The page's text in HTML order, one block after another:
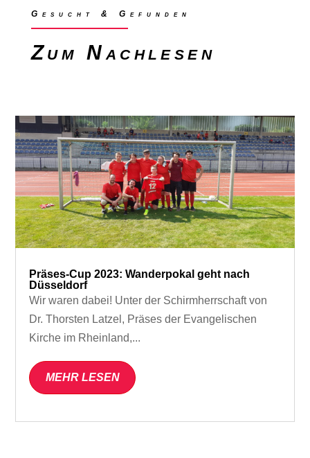
Gesucht & Gefunden
Zum Nachlesen
Präses-Cup 2023: Wanderpokal geht nach
Düsseldorf
Wir waren dabei! Unter der Schirmherrschaft von
Dr. Thorsten Latzel, Präses der Evangelischen
Kirche im Rheinland,...
MEHR LESEN